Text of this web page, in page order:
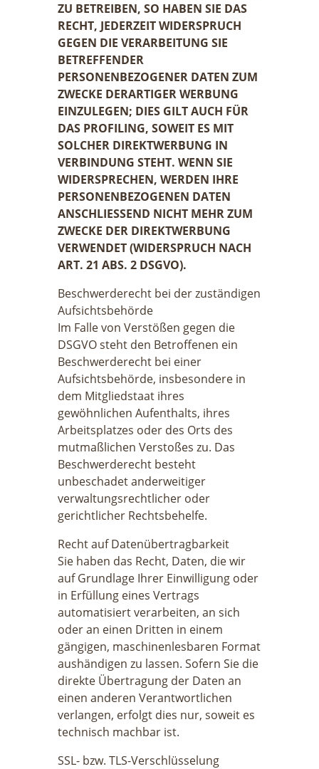
ZU BETREIBEN, SO HABEN SIE DAS
RECHT, JEDERZEIT WIDERSPRUCH
GEGEN DIE VERARBEITUNG SIE
BETREFFENDER
PERSONENBEZOGENER DATEN ZUM
ZWECKE DERARTIGER WERBUNG
EINZULEGEN; DIES GILT AUCH FÜR
DAS PROFILING, SOWEIT ES MIT
SOLCHER DIREKTWERBUNG IN
VERBINDUNG STEHT. WENN SIE
WIDERSPRECHEN, WERDEN IHRE
PERSONENBEZOGENEN DATEN
ANSCHLIESSEND NICHT MEHR ZUM
ZWECKE DER DIREKTWERBUNG
VERWENDET (WIDERSPRUCH NACH
ART. 21 ABS. 2 DSGVO).
Beschwerderecht bei der zuständigen
Aufsichtsbehörde
Im Falle von Verstößen gegen die
DSGVO steht den Betroffenen ein
Beschwerderecht bei einer
Aufsichtsbehörde, insbesondere in
dem Mitgliedstaat ihres
gewöhnlichen Aufenthalts, ihres
Arbeitsplatzes oder des Orts des
mutmaßlichen Verstoßes zu. Das
Beschwerderecht besteht
unbeschadet anderweitiger
verwaltungsrechtlicher oder
gerichtlicher Rechtsbehelfe.
Recht auf Datenübertragbarkeit
Sie haben das Recht, Daten, die wir
auf Grundlage Ihrer Einwilligung oder
in Erfüllung eines Vertrags
automatisiert verarbeiten, an sich
oder an einen Dritten in einem
gängigen, maschinenlesbaren Format
aushändigen zu lassen. Sofern Sie die
direkte Übertragung der Daten an
einen anderen Verantwortlichen
verlangen, erfolgt dies nur, soweit es
technisch machbar ist.
SSL- bzw. TLS-Verschlüsselung